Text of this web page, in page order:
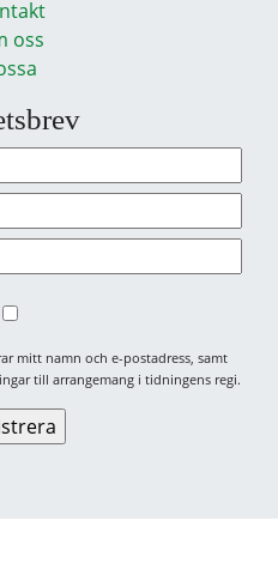
oss
mitt namn och e-postadress, samt
till arrangemang i tidningens regi.